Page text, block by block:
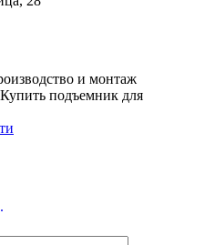
и монтаж
подъемник для
.